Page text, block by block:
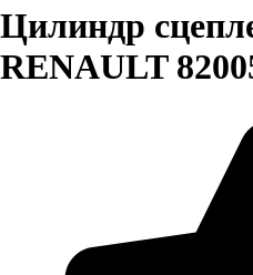
Цилиндр
RENAULT